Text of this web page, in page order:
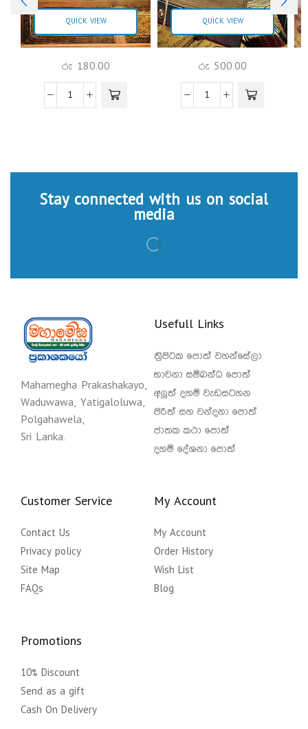
QUICK VIEW
රු 180.00
QUICK VIEW
රු 500.00
Stay connected with us on social
media
Mahamegha Prakashakayo,
Waduwawa, Yatigaloluwa,
Polgahawela,
Sri Lanka.
Usefull Links
ත්‍රිපිටක පොත් වහන්සේලා
භාවනා සම්බන්ධ පොත්
අලුත් දහම් වැඩසටහන
පිරිත් සහ වන්දනා පොත්
ජාතක කථා පොත්
දහම් දේශනා පොත්
Customer Service
Contact Us
Privacy policy
Site Map
FAQs
My Account
My Account
Order History
Wish List
Blog
Promotions
10% Discount
Send as a gift
Cash On Delivery